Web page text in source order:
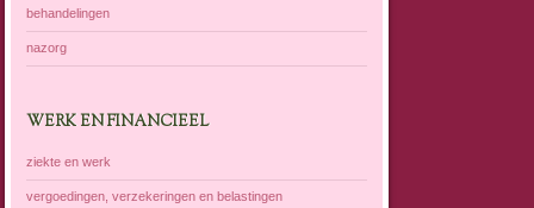
behandelingen
nazorg
WERK EN FINANCIEEL
ziekte en werk
vergoedingen, verzekeringen en belastingen